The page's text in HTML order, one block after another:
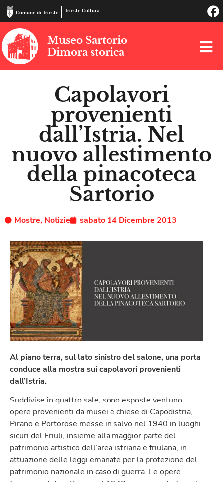
Comune di Trieste Trieste Cultura
Museo Sartorio
Dimora storica
Capolavori
provenienti
dall’Istria. Nel
nuovo allestimento
della pinacoteca
Sartorio
Mostre, Notizie sabato 14 Dicembre 2013
Al piano terra, sul lato sinistro del salone, una porta
conduce alla mostra sui capolavori provenienti
dall’Istria.
Suddivise in quattro sale, sono esposte ventuno
opere provenienti da musei e chiese di Capodistria,
Pirano e Portorose messe in salvo nel 1940 in luoghi
sicuri del Friuli, insieme alla maggior parte del
patrimonio artistico dell’area istriana e friulana, in
attuazione delle leggi emanate per la protezione del
patrimonio nazionale in caso di guerra. Le opere